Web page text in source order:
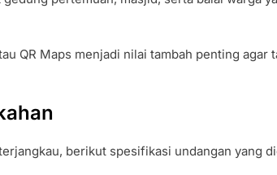
QR Maps menjadi nilai tambah penting agar
berikut spesifikasi undangan yang